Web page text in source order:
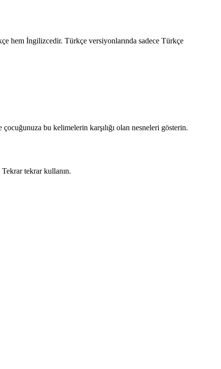
hem İngilizcedir. Türkçe versiyonlarında sadece Türkçe
bu kelimelerin karşılığı olan nesneleri gösterin.
tekrar kullanın.